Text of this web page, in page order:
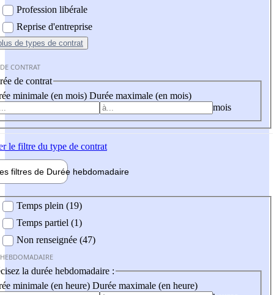
Profession libérale
Reprise d'entreprise
de types de contrat
CONTRAT
de contrat
minimale (en mois) Durée maximale (en mois)
mois
le filtre du type de contrat
filtres de Durée hebdomadaire
Temps plein (19)
Temps partiel (1)
Non renseignée (47)
la durée hebdomadaire :
minimale (en heure) Durée maximale (en heure)